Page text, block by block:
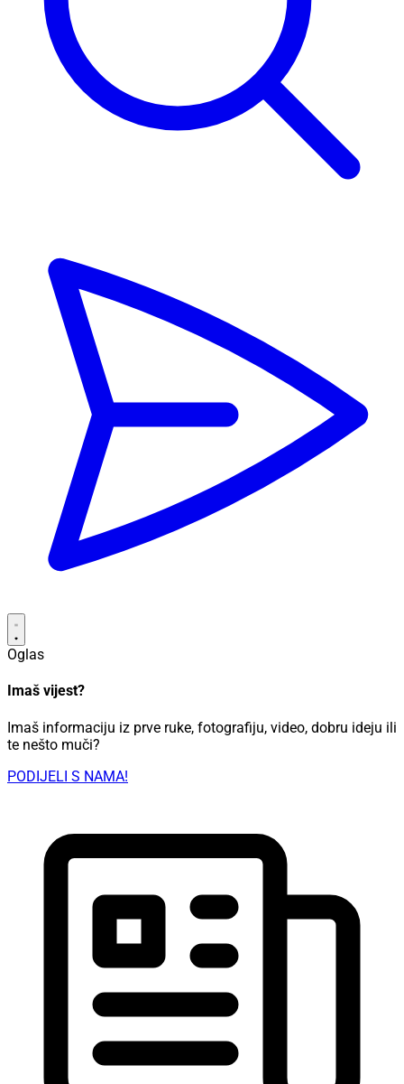
Oglas
Imaš vijest?
Imaš informaciju iz prve ruke, fotografiju, video, dobru ideju ili
te nešto muči?
PODIJELI S NAMA!